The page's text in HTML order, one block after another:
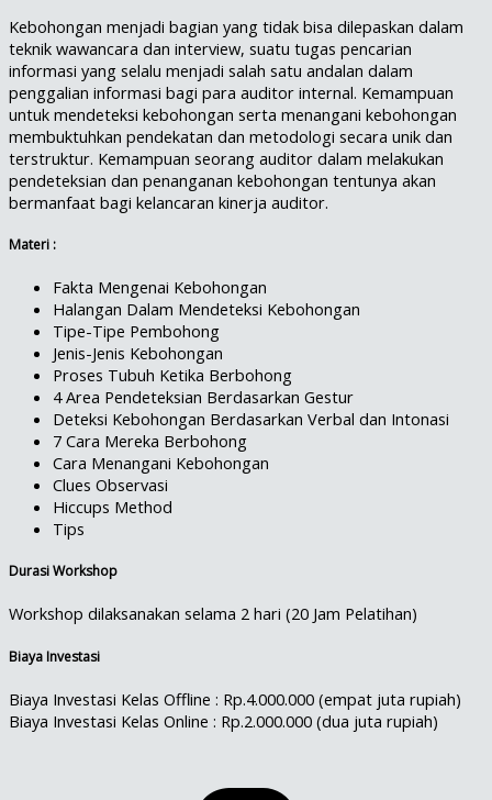
Kebohongan menjadi bagian yang tidak bisa dilepaskan dalam
teknik wawancara dan interview, suatu tugas pencarian
informasi yang selalu menjadi salah satu andalan dalam
penggalian informasi bagi para auditor internal. Kemampuan
untuk mendeteksi kebohongan serta menangani kebohongan
membuktuhkan pendekatan dan metodologi secara unik dan
terstruktur. Kemampuan seorang auditor dalam melakukan
pendeteksian dan penanganan kebohongan tentunya akan
bermanfaat bagi kelancaran kinerja auditor.
Materi :
Fakta Mengenai Kebohongan
Halangan Dalam Mendeteksi Kebohongan
Tipe-Tipe Pembohong
Jenis-Jenis Kebohongan
Proses Tubuh Ketika Berbohong
4 Area Pendeteksian Berdasarkan Gestur
Deteksi Kebohongan Berdasarkan Verbal dan Intonasi
7 Cara Mereka Berbohong
Cara Menangani Kebohongan
Clues Observasi
Hiccups Method
Tips
Durasi Workshop
Workshop dilaksanakan selama 2 hari (20 Jam Pelatihan)
Biaya Investasi
Biaya Investasi Kelas Offline : Rp.4.000.000 (empat juta rupiah)
Biaya Investasi Kelas Online : Rp.2.000.000 (dua juta rupiah)